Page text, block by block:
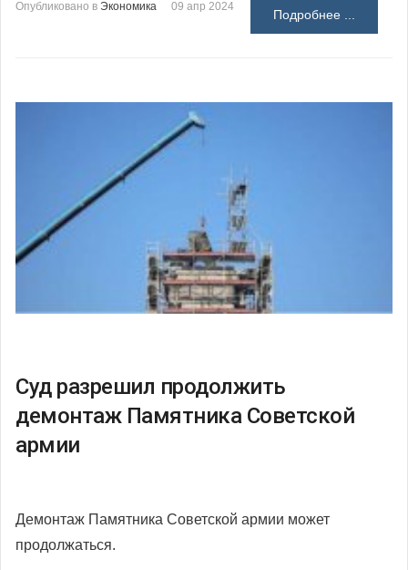
Опубликовано в Экономика 09 апр 2024
Подробнее ...
Суд разрешил продолжить
демонтаж Памятника Советской
армии
Демонтаж Памятника Советской армии может
продолжаться.